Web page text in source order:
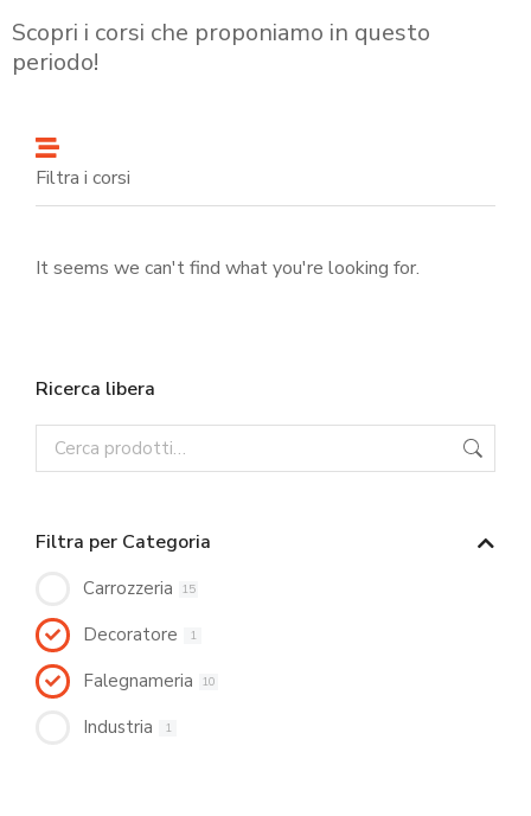
Scopri i corsi che proponiamo in questo
periodo!
Filtra i corsi
It seems we can't find what you're looking for.
Ricerca libera
Filtra per Categoria
Carrozzeria 15
Decoratore 1
Falegnameria 10
Industria 1